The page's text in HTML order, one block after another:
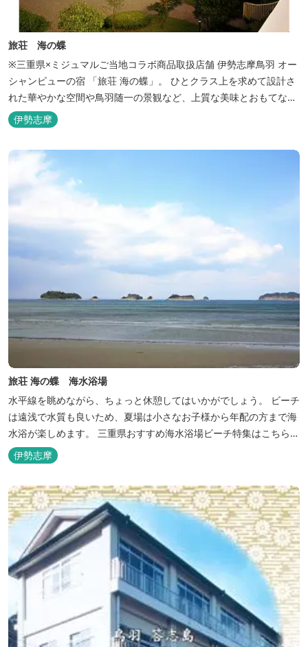
旅荘 海の蝶
※三重県×ミジュマルご当地コラボ商品取扱店舗 伊勢志摩鳥羽 オー
シャンビューの宿 「旅荘 海の蝶」。 ひとクラス上を求めて設計さ
れた華やかな空間や鳥羽随一の景観など、上質な美味とおもてなし
をお約束します。 海の蝶ならではのゆとりの休日をお過ごし下さい
ませ。
伊勢志摩
旅荘 海の蝶 海水浴場
水平線を眺めながら、ちょっと休憩してはいかがでしょう。 ビーチ
は遠浅で水質も良いため、夏場は小さなお子様から年配の方まで海
水浴が楽しめます。 三重県おすすめ海水浴場ビーチ特集はこちら
🏖三重の海水浴場ビーチ特集 プー...
伊勢志摩